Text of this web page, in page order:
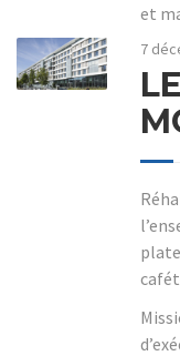
et
7